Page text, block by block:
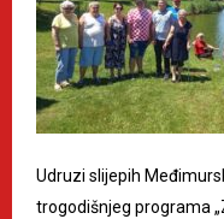
Udruzi slijepih
trogodišnjeg programa